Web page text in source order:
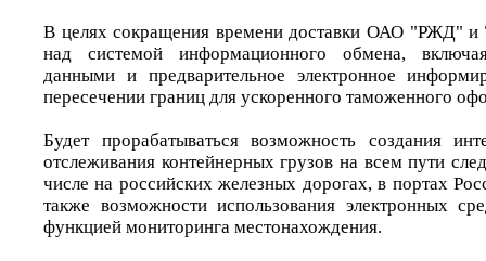
В целях сокращения времени доставки ОАО "РЖД" и
над системой информационного обмена,
данными и предварительное электронное
пересечении границ для ускоренного таможенного
Будет прорабатываться возможность создания
отслеживания контейнерных грузов на всем пути
числе на российских железных дорогах, в портах
также возможности использования электронных
функцией мониторинга местонахождения.